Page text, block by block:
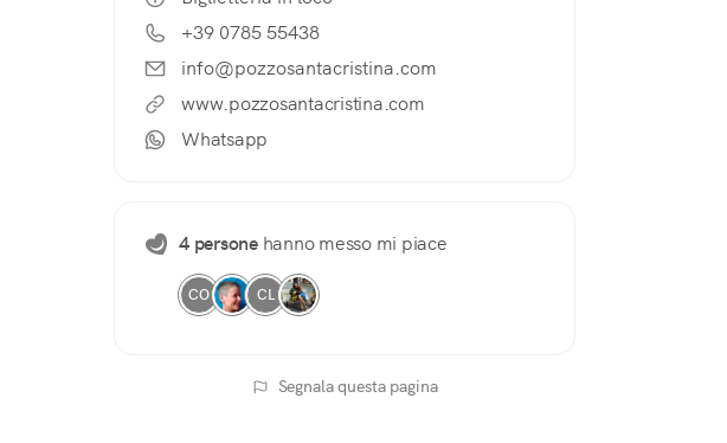
+39 0785 55438
info@pozzosantacristina.com
www.pozzosantacristina.com
Whatsapp
4 personehanno messo mi piace
CO CL
Segnala questa pagina